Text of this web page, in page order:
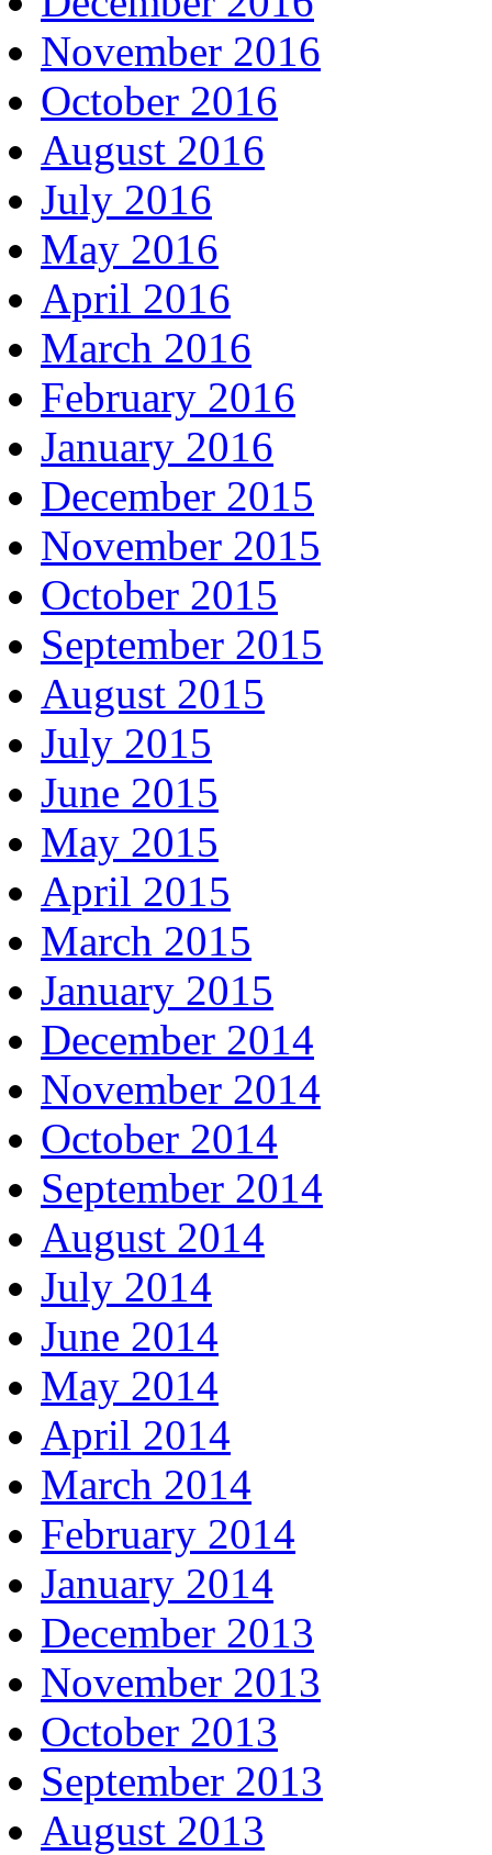
November 2016
October 2016
August 2016
July 2016
May 2016
April 2016
March 2016
February 2016
January 2016
December 2015
November 2015
October 2015
September 2015
August 2015
July 2015
June 2015
May 2015
April 2015
March 2015
January 2015
December 2014
November 2014
October 2014
September 2014
August 2014
July 2014
June 2014
May 2014
April 2014
March 2014
February 2014
January 2014
December 2013
November 2013
October 2013
September 2013
August 2013